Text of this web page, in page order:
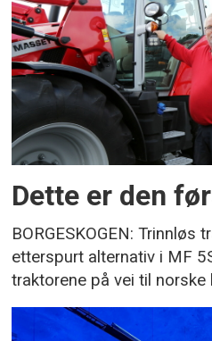
Dette er den
BORGESKOGEN:
etterspurt alternativ i MF
traktorene på vei til norske